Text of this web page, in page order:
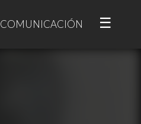
COMUNICACIÓN ☰